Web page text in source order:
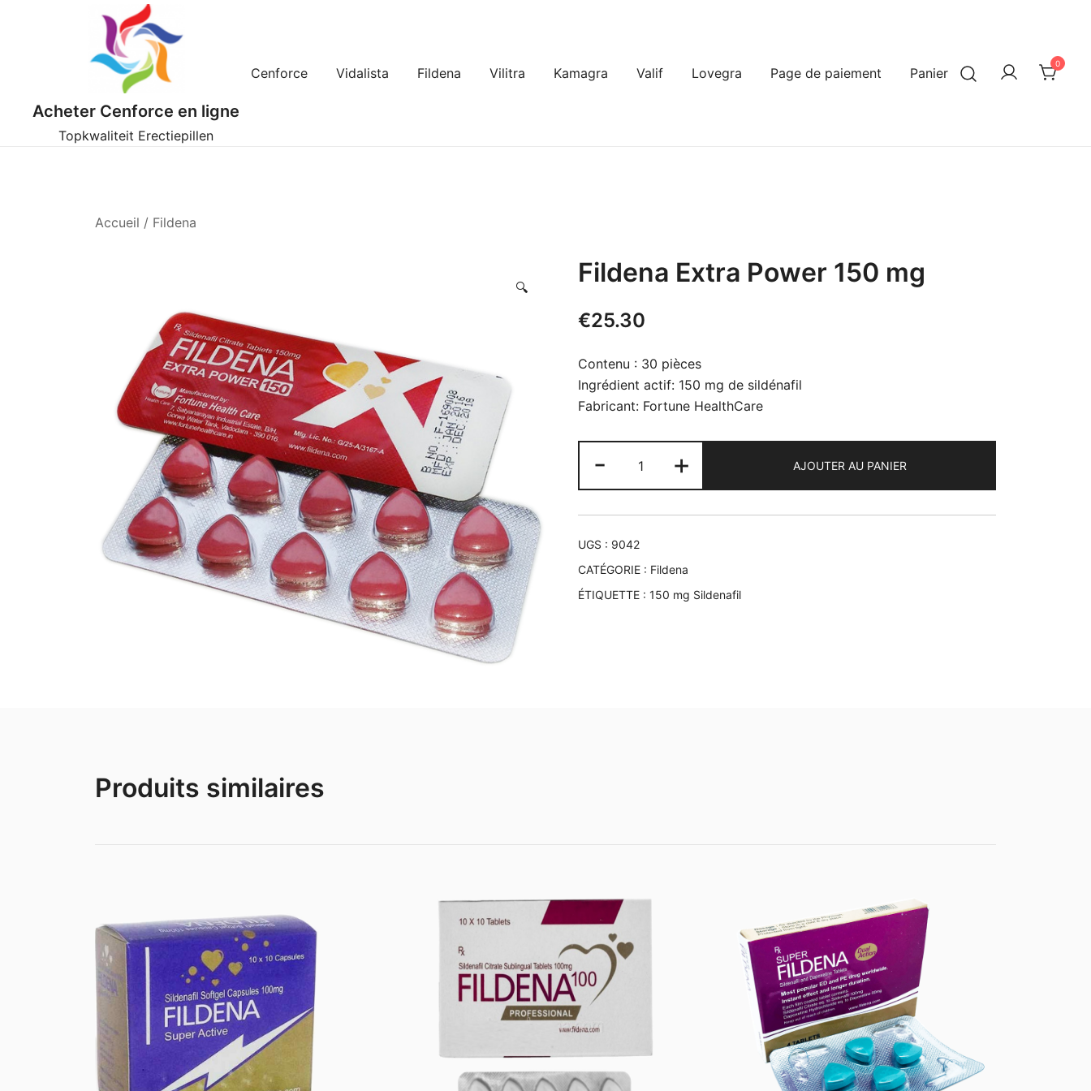
Acheter Cenforce en ligne
Topkwaliteit Erectiepillen
Cenforce Vidalista Fildena Vilitra Kamagra Valif Lovegra Page de paiement Panier
0
Accueil / Fildena
🔍 Fildena Extra Power 150 mg
€25.30
Contenu : 30 pièces
Ingrédient actif: 150 mg de sildénafil
Fabricant: Fortune HealthCare
-
de
Fildena
Extra
mg
+ AJOUTER AU PANIER
UGS : 9042
CATÉGORIE : Fildena
ÉTIQUETTE : 150 mg Sildenafil
Produits similaires